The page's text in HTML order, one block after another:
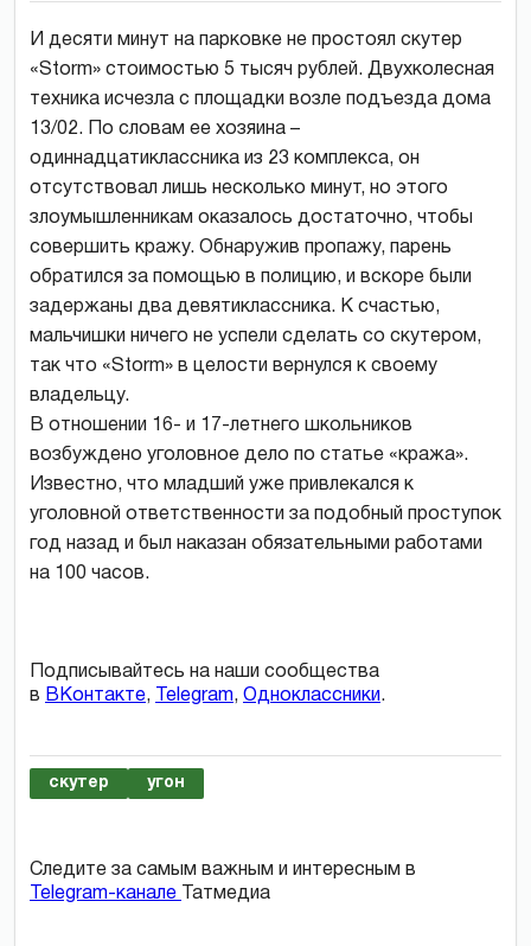
И десяти минут на парковке не простоял скутер
«Storm» стоимостью 5 тысяч рублей. Двухколесная
техника исчезла с площадки возле подъезда дома
13/02. По словам ее хозяина –
одиннадцатиклассника из 23 комплекса, он
отсутствовал лишь несколько минут, но этого
злоумышленникам оказалось достаточно, чтобы
совершить кражу. Обнаружив пропажу, парень
обратился за помощью в полицию, и вскоре были
задержаны два девятиклассника. К счастью,
мальчишки ничего не успели сделать со скутером,
так что «Storm» в целости вернулся к своему
владельцу.
В отношении 16- и 17-летнего школьников
возбуждено уголовное дело по статье «кража».
Известно, что младший уже привлекался к
уголовной ответственности за подобный проступок
год назад и был наказан обязательными работами
на 100 часов.
Подписывайтесь на наши сообщества
в ВКонтакте, Telegram, Одноклассники.
скутер угон
Следите за самым важным и интересным в
Telegram-канале
Татмедиа